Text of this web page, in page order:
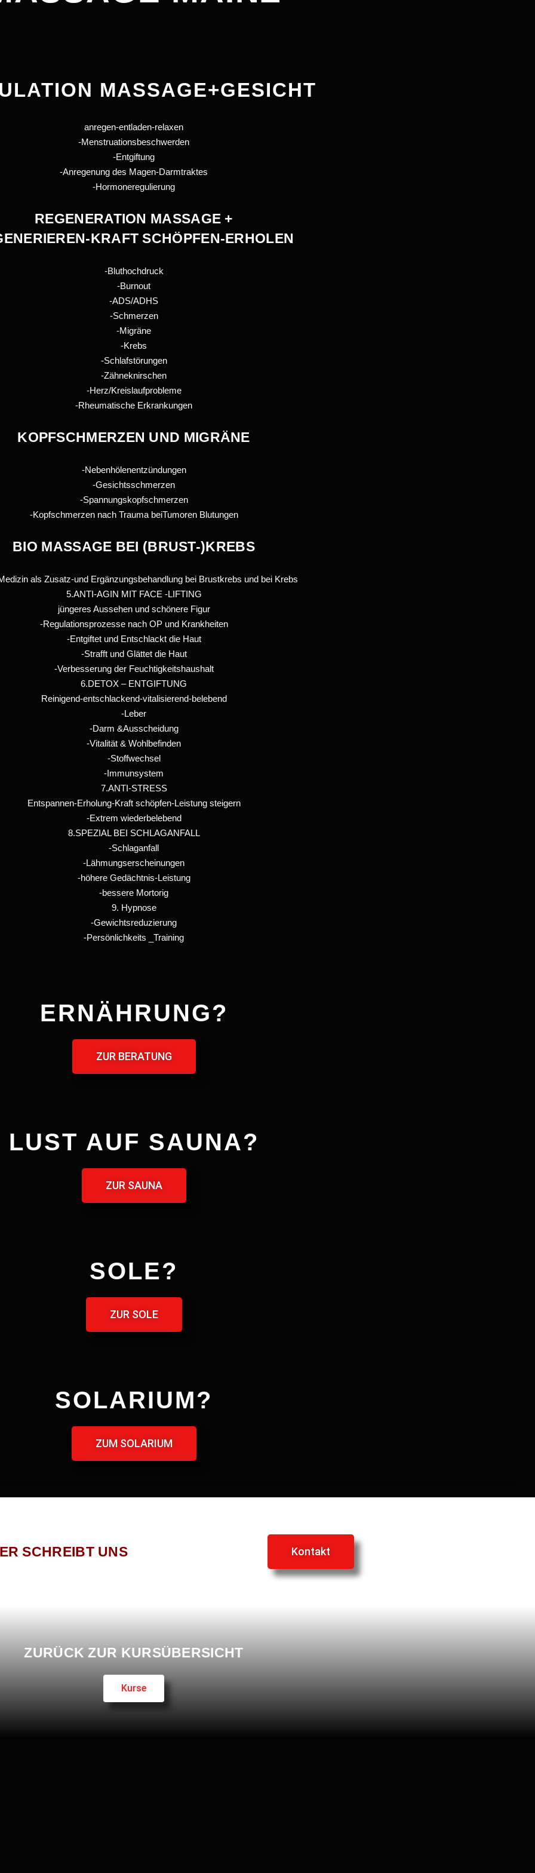
MASSAGE+GESICHT
anregen-entladen-relaxen
-Menstruationsbeschwerden
-Entgiftung
-Anregenung des Magen-Darmtraktes
-Hormoneregulierung
REGENERATION MASSAGE +
KRAFT SCHÖPFEN-ERHOLEN
-Bluthochdruck
-Burnout
-ADS/ADHS
-Schmerzen
-Migräne
-Krebs
-Schlafstörungen
-Zähneknirschen
-Herz/Kreislaufprobleme
-Rheumatische Erkrankungen
KOPFSCHMERZEN UND MIGRÄNE
-Nebenhölenentzündungen
-Gesichtsschmerzen
-Spannungskopfschmerzen
-Kopfschmerzen nach Trauma beiTumoren Blutungen
BIO MASSAGE BEI (BRUST-)KREBS
als Zusatz-und Ergänzungsbehandlung bei Brustkrebs und bei Krebs
5.ANTI-AGIN MIT FACE -LIFTING
jüngeres Aussehen und schönere Figur
-Regulationsprozesse nach OP und Krankheiten
-Entgiftet und Entschlackt die Haut
-Strafft und Glättet die Haut
-Verbesserung der Feuchtigkeitshaushalt
6.DETOX – ENTGIFTUNG
Reinigend-entschlackend-vitalisierend-belebend
-Leber
-Darm &Ausscheidung
-Vitalität & Wohlbefinden
-Stoffwechsel
-Immunsystem
7.ANTI-STRESS
Entspannen-Erholung-Kraft schöpfen-Leistung steigern
-Extrem wiederbelebend
8.SPEZIAL BEI SCHLAGANFALL
-Schlaganfall
-Lähmungserscheinungen
-höhere Gedächtnis-Leistung
-bessere Mortorig
9. Hypnose
-Gewichtsreduzierung
-Persönlichkeits _Training
ERNÄHRUNG?
ZUR BERATUNG
LUST AUF SAUNA?
ZUR SAUNA
SOLE?
ZUR SOLE
SOLARIUM?
ZUM SOLARIUM
SCHREIBT UNS Kontakt
ZURÜCK ZUR KURSÜBERSICHT
Kurse